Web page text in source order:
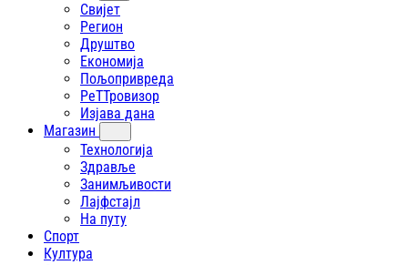
Свијет
Регион
Друштво
Економија
Пољопривреда
РеТТровизор
Изјава дана
Магазин
Технологија
Здравље
Занимљивости
Лајфстajл
На путу
Спорт
Култура